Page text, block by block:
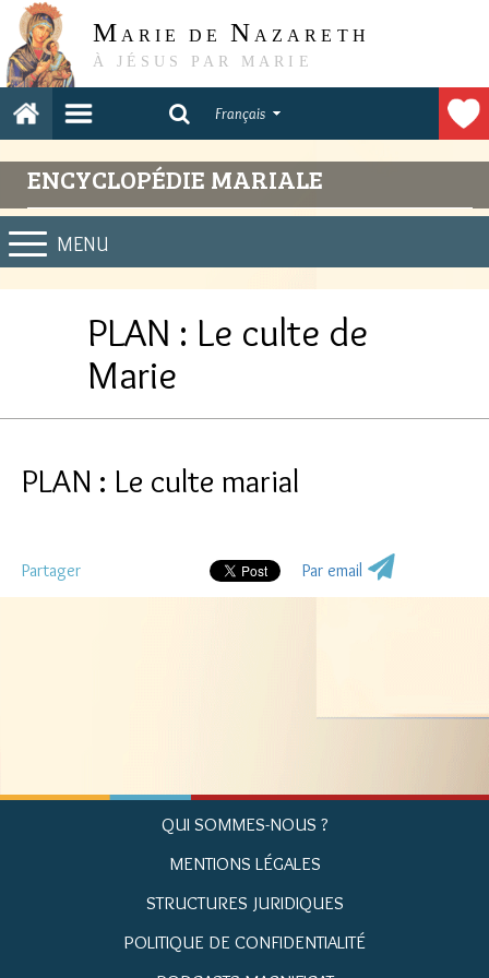
M ARIE DE N AZARETH
À JÉSUS PAR MARIE
Français
ENCYCLOPÉDIE MARIALE
MENU
PLAN : Le culte de
Marie
PLAN : Le culte marial
Partager Par email
QUI SOMMES-NOUS ?
MENTIONS LÉGALES
STRUCTURES JURIDIQUES
POLITIQUE DE CONFIDENTIALITÉ